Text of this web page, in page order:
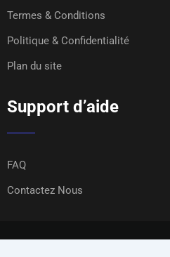
Termes & Conditions
Politique & Confidentialité
Plan du site
Support d’aide
FAQ
Contactez Nous